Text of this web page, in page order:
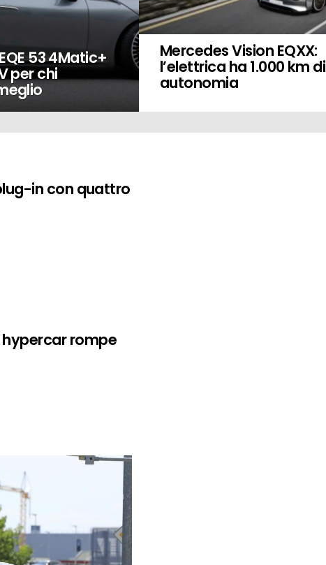
53 4Matic+
per chi
Mercedes Vision EQXX:
l’elettrica ha 1.000 km di
autonomia
in con quattro
hypercar rompe